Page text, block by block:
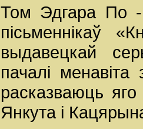
Том Эдгара По -
пісьменнікаў
выдавецкай
пачалі
расказваюць
Янкута і